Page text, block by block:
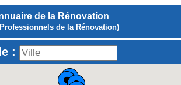
de la Rénovation
de la Rénovation)
: